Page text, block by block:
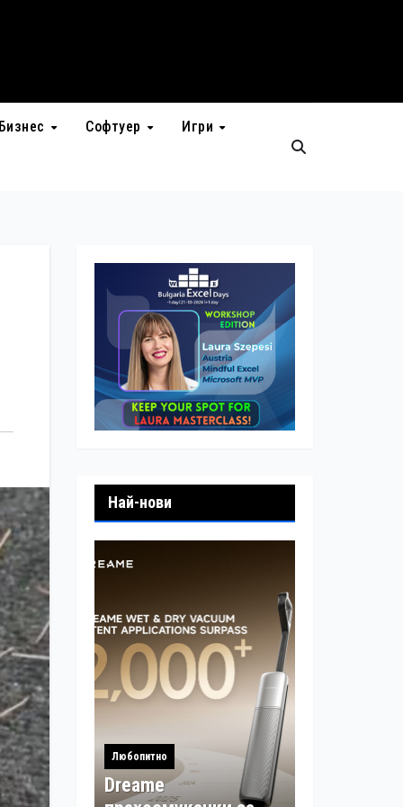
Бизнес Софтуер Игри
Най-нови
Любопитно
Dreame